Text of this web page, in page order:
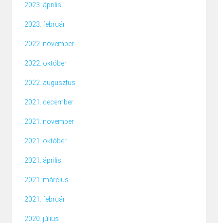
2023. április
2023. február
2022. november
2022. október
2022. augusztus
2021. december
2021. november
2021. október
2021. április
2021. március
2021. február
2020. július